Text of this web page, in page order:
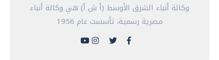
وكالة أنباء الشرق الأوسط (أ ش أ) هي وكالة أنباء
مصرية رسمية، تأسست عام 1956